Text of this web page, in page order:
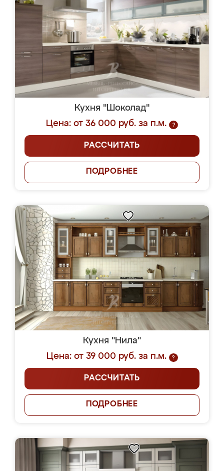
Кухня "Шоколад"
Цена: от 36 000 руб. за п.м.
?
РАССЧИТАТЬ
ПОДРОБНЕЕ
Кухня "Нила"
Цена: от 39 000 руб. за п.м.
?
РАССЧИТАТЬ
ПОДРОБНЕЕ